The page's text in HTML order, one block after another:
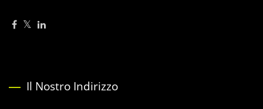
Il Nostro Indirizzo